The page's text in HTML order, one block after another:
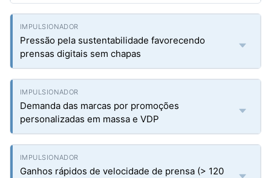
Pressão pela sustentabilidade favorecendo
prensas digitais sem chapas
Demanda das marcas por promoções
personalizadas em massa e VDP
Ganhos rápidos de velocidade de prensa (> 120